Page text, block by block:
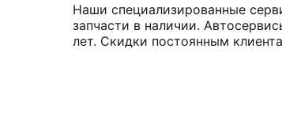
Наши специализированные
запчасти в наличии.
лет. Скидки постоянным